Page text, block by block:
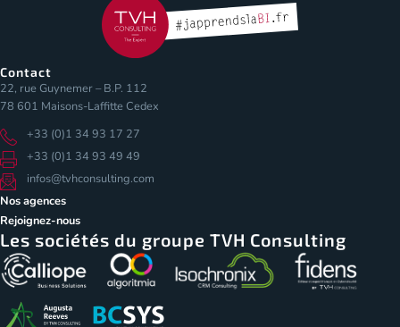
Contact
22, rue Guynemer – B.P. 112
78 601 Maisons-Laffitte Cedex
+33 (0)1 34 93 17 27
+33 (0)1 34 93 49 49
infos@tvhconsulting.com
Nos agences
Rejoignez-nous
Les sociétés du groupe TVH Consulting